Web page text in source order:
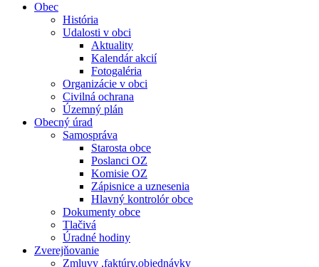
Obec
História
Udalosti v obci
Aktuality
Kalendár akcií
Fotogaléria
Organizácie v obci
Civilná ochrana
Územný plán
Obecný úrad
Samospráva
Starosta obce
Poslanci OZ
Komisie OZ
Zápisnice a uznesenia
Hlavný kontrolór obce
Dokumenty obce
Tlačivá
Úradné hodiny
Zverejňovanie
Zmluvy ,faktúry,objednávky